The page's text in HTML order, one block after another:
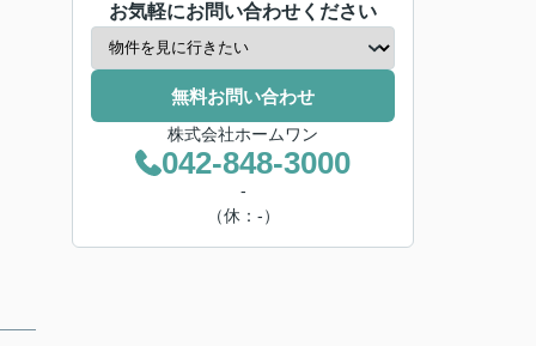
お気軽にお問い合わせください
無料お問い合わせ
株式会社ホームワン
042-848-3000
-
（休：-）